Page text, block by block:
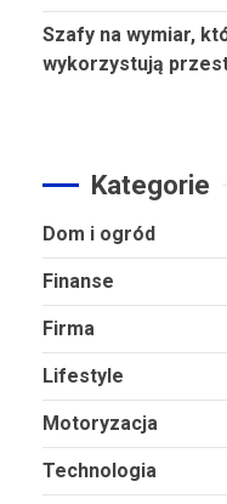
Szafy na wymiar,
wykorzystują
Kategorie
Dom i ogród
Finanse
Firma
Lifestyle
Motoryzacja
Technologia